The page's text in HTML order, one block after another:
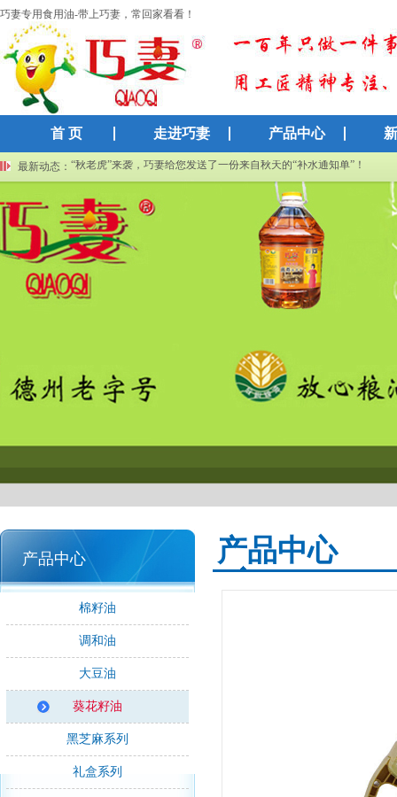
巧妻专用食用油-带上巧妻，常回家看看！
首 页 走进巧妻 产品中心
最新动态：
巧妻集团再获高新技术企业认证：以科技创新赋能传统粮油产业
“秋老虎”来袭，巧妻给您发送了一份来自秋天的“补水通知单”！
产品中心
棉籽油
调和油
大豆油
葵花籽油
黑芝麻系列
礼盒系列
产品中心